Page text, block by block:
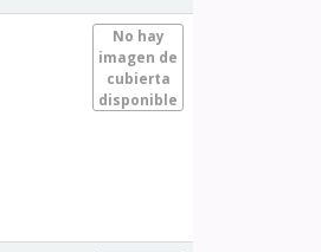
No hay
imagen de
cubierta
disponible